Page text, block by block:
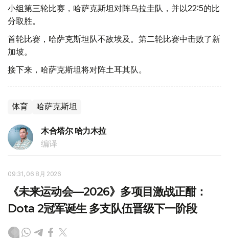
小组第三轮比赛，哈萨克斯坦对阵乌拉圭队，并以22:5的比
分取胜。
首轮比赛，哈萨克斯坦队不敌埃及。第二轮比赛中击败了新
加坡。
接下来，哈萨克斯坦将对阵土耳其队。
体育 哈萨克斯坦
木合塔尔 哈力木拉
编译
09:31, 06 8月 2026
《未来运动会—2026》多项目激战正酣：
Dota 2冠军诞生 多支队伍晋级下一阶段